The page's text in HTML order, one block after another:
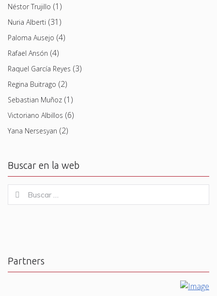
Néstor Trujillo (1)
Nuria Alberti (31)
Paloma Ausejo (4)
Rafael Ansón (4)
Raquel García Reyes (3)
Regina Buitrago (2)
Sebastian Muñoz (1)
Victoriano Albillos (6)
Yana Nersesyan (2)
Buscar en la web
for:
Buscar
Partners